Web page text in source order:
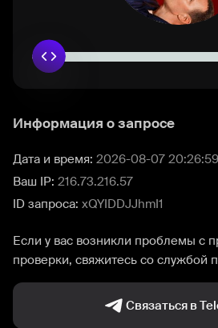
Информация о запросе
Дата и время: 2026-08-07
Ваш IP: 216.73.216.57
ID запроса: xQYIDDJJhmI1
Если у вас возникли проблемы с
проверки, свяжитесь со службой
Связаться в